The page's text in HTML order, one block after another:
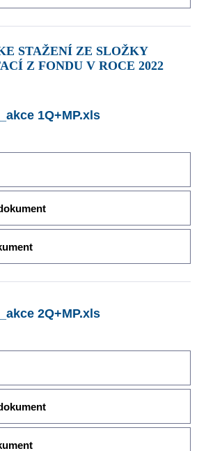
Z FONDU V ROCE 2022
1Q+MP.xls
2Q+MP.xls